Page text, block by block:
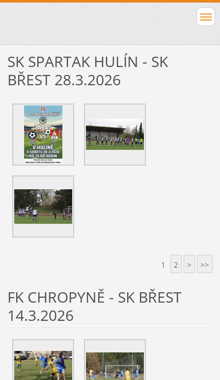
SK SPARTAK HULÍN - SK
BŘEST 28.3.2026
1 2 > >>
FK CHROPYNĚ - SK BŘEST
14.3.2026